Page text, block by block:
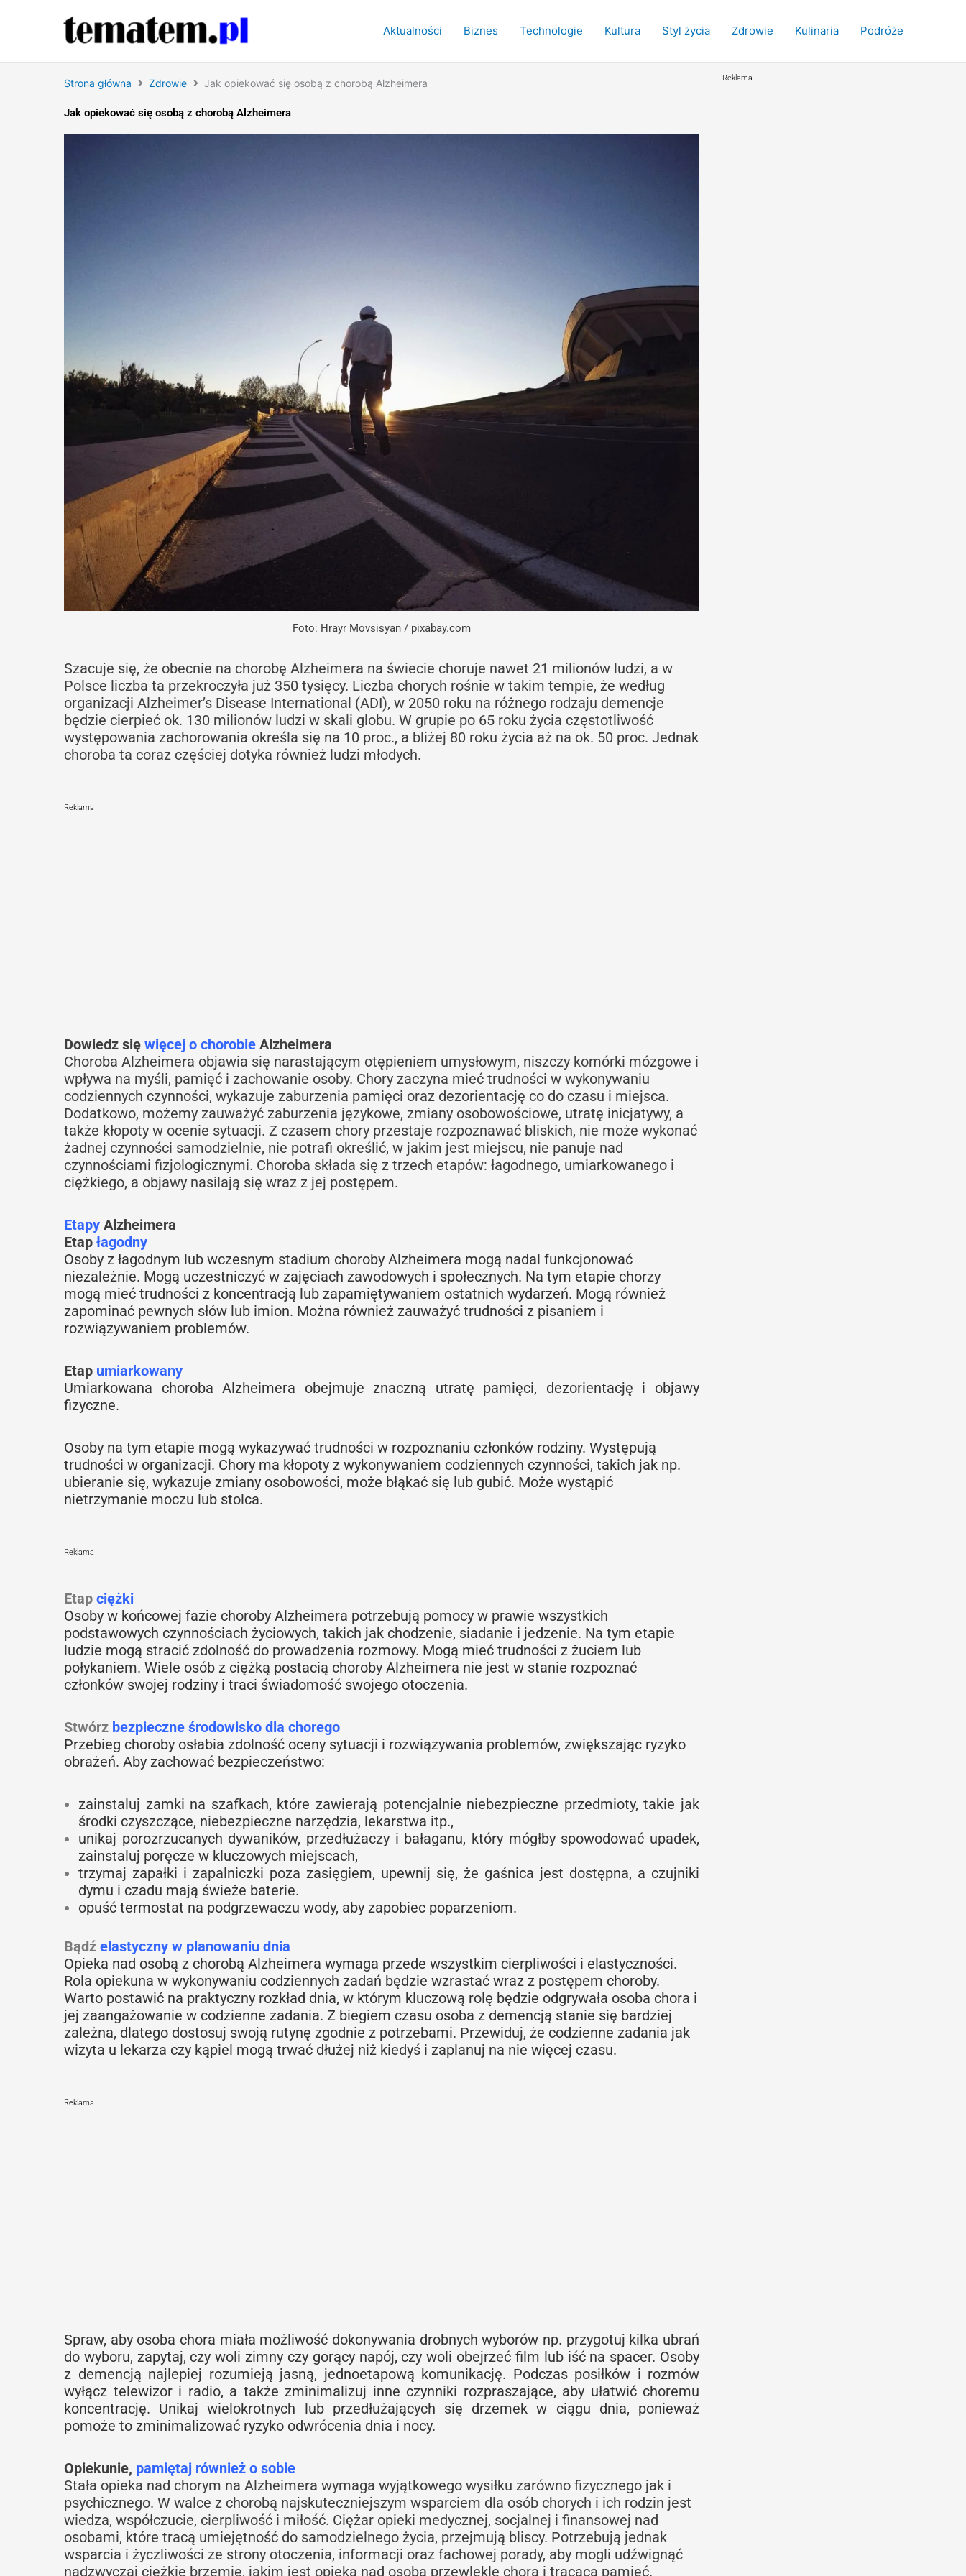
Aktualności Biznes Technologie Kultura Styl życia Zdrowie Kulinaria Podróże
Strona główna Zdrowie Jak opiekować się osobą z chorobą Alzheimera
Jak opiekować się osobą z chorobą Alzheimera
Foto: Hrayr Movsisyan / pixabay.com
Szacuje się, że obecnie na chorobę Alzheimera na świecie choruje nawet 21 milionów ludzi, a w
Polsce liczba ta przekroczyła już 350 tysięcy. Liczba chorych rośnie w takim tempie, że według
organizacji Alzheimer’s Disease International (ADI), w 2050 roku na różnego rodzaju demencje
będzie cierpieć ok. 130 milionów ludzi w skali globu. W grupie po 65 roku życia częstotliwość
występowania zachorowania określa się na 10 proc., a bliżej 80 roku życia aż na ok. 50 proc. Jednak
choroba ta coraz częściej dotyka również ludzi młodych.
Reklama
Dowiedz się więcej o chorobie Alzheimera
Choroba Alzheimera objawia się narastającym otępieniem umysłowym, niszczy komórki mózgowe i
wpływa na myśli, pamięć i zachowanie osoby. Chory zaczyna mieć trudności w wykonywaniu
codziennych czynności, wykazuje zaburzenia pamięci oraz dezorientację co do czasu i miejsca.
Dodatkowo, możemy zauważyć zaburzenia językowe, zmiany osobowościowe, utratę inicjatywy, a
także kłopoty w ocenie sytuacji. Z czasem chory przestaje rozpoznawać bliskich, nie może wykonać
żadnej czynności samodzielnie, nie potrafi określić, w jakim jest miejscu, nie panuje nad
czynnościami fizjologicznymi. Choroba składa się z trzech etapów: łagodnego, umiarkowanego i
ciężkiego, a objawy nasilają się wraz z jej postępem.
Etapy Alzheimera
Etap łagodny
Osoby z łagodnym lub wczesnym stadium choroby Alzheimera mogą nadal funkcjonować
niezależnie. Mogą uczestniczyć w zajęciach zawodowych i społecznych. Na tym etapie chorzy
mogą mieć trudności z koncentracją lub zapamiętywaniem ostatnich wydarzeń. Mogą również
zapominać pewnych słów lub imion. Można również zauważyć trudności z pisaniem i
rozwiązywaniem problemów.
Etap umiarkowany
Umiarkowana choroba Alzheimera obejmuje znaczną utratę pamięci, dezorientację i objawy
fizyczne.
Osoby na tym etapie mogą wykazywać trudności w rozpoznaniu członków rodziny. Występują
trudności w organizacji. Chory ma kłopoty z wykonywaniem codziennych czynności, takich jak np.
ubieranie się, wykazuje zmiany osobowości, może błąkać się lub gubić. Może wystąpić
nietrzymanie moczu lub stolca.
Reklama
Etap ciężki
Osoby w końcowej fazie choroby Alzheimera potrzebują pomocy w prawie wszystkich
podstawowych czynnościach życiowych, takich jak chodzenie, siadanie i jedzenie. Na tym etapie
ludzie mogą stracić zdolność do prowadzenia rozmowy. Mogą mieć trudności z żuciem lub
połykaniem. Wiele osób z ciężką postacią choroby Alzheimera nie jest w stanie rozpoznać
członków swojej rodziny i traci świadomość swojego otoczenia.
Stwórz bezpieczne środowisko dla chorego
Przebieg choroby osłabia zdolność oceny sytuacji i rozwiązywania problemów, zwiększając ryzyko
obrażeń. Aby zachować bezpieczeństwo:
zainstaluj zamki na szafkach, które zawierają potencjalnie niebezpieczne przedmioty, takie jak
środki czyszczące, niebezpieczne narzędzia, lekarstwa itp.,
unikaj porozrzucanych dywaników, przedłużaczy i bałaganu, który mógłby spowodować upadek,
zainstaluj poręcze w kluczowych miejscach,
trzymaj zapałki i zapalniczki poza zasięgiem, upewnij się, że gaśnica jest dostępna, a czujniki
dymu i czadu mają świeże baterie.
opuść termostat na podgrzewaczu wody, aby zapobiec poparzeniom.
Bądź elastyczny w planowaniu dnia
Opieka nad osobą z chorobą Alzheimera wymaga przede wszystkim cierpliwości i elastyczności.
Rola opiekuna w wykonywaniu codziennych zadań będzie wzrastać wraz z postępem choroby.
Warto postawić na praktyczny rozkład dnia, w którym kluczową rolę będzie odgrywała osoba chora i
jej zaangażowanie w codzienne zadania. Z biegiem czasu osoba z demencją stanie się bardziej
zależna, dlatego dostosuj swoją rutynę zgodnie z potrzebami. Przewiduj, że codzienne zadania jak
wizyta u lekarza czy kąpiel mogą trwać dłużej niż kiedyś i zaplanuj na nie więcej czasu.
Reklama
Spraw, aby osoba chora miała możliwość dokonywania drobnych wyborów np. przygotuj kilka ubrań
do wyboru, zapytaj, czy woli zimny czy gorący napój, czy woli obejrzeć film lub iść na spacer. Osoby
z demencją najlepiej rozumieją jasną, jednoetapową komunikację. Podczas posiłków i rozmów
wyłącz telewizor i radio, a także zminimalizuj inne czynniki rozpraszające, aby ułatwić choremu
koncentrację. Unikaj wielokrotnych lub przedłużających się drzemek w ciągu dnia, ponieważ
pomoże to zminimalizować ryzyko odwrócenia dnia i nocy.
Opiekunie, pamiętaj również o sobie
Stała opieka nad chorym na Alzheimera wymaga wyjątkowego wysiłku zarówno fizycznego jak i
psychicznego. W walce z chorobą najskuteczniejszym wsparciem dla osób chorych i ich rodzin jest
wiedza, współczucie, cierpliwość i miłość. Ciężar opieki medycznej, socjalnej i finansowej nad
osobami, które tracą umiejętność do samodzielnego życia, przejmują bliscy. Potrzebują jednak
wsparcia i życzliwości ze strony otoczenia, informacji oraz fachowej porady, aby mogli udźwignąć
nadzwyczaj ciężkie brzemię, jakim jest opieka nad osobą przewlekle chorą i tracącą pamięć.
Reklama